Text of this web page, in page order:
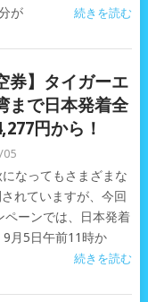
が
続きを読む
券】タイガーエ
まで日本発着全
円から！
05
なってもさまざまな
れていますが、今回
ーンでは、日本発着
月5日午前11時か
続きを読む